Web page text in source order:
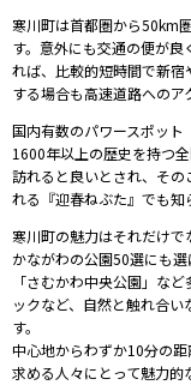
寒川町は首都圏から50km
す。意外にも交通の便が
れば、比較的短時間で新宿
する場合も高速道路へのア
国内有数のパワースポット
1600年以上の歴史を持つ
訪れると良いとされ、その
れる『迎春ねぶた』でも知
寒川町の魅力はそれだけで
かながわの公園50選にも
「さむかわ中央公園」など
ックなど、自然と触れ合
す。
中心地からわずか10分の
求める人々にとって魅力的